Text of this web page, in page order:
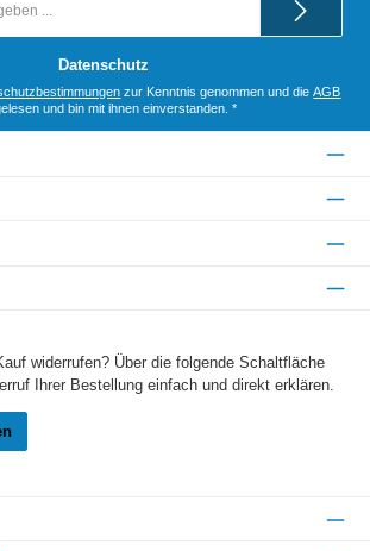
Datenschutz
zur Kenntnis genommen und dieAGB
und bin mit ihnen einverstanden. *
widerrufen? Über die folgende Schaltfläche
Ihrer Bestellung einfach und direkt erklären.